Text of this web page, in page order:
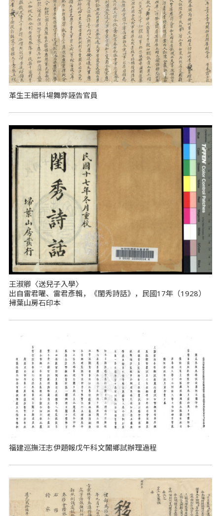
革生王縉科場舞弊誣告官員
王淑卿〈送兒子入學〉
出自雷君曜、雷君彥輯，《閨秀詩話》，民國17年（1928）
掃葉山房石印本
福建巡撫汪志伊題報戊午科文闈鄉試辦理過程